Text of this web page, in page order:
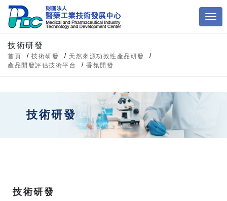
技術研發
首頁 技術研發
天然來源功效性產品研發
產品開發評估技術平台
香氛開發
技術研發
技術研發